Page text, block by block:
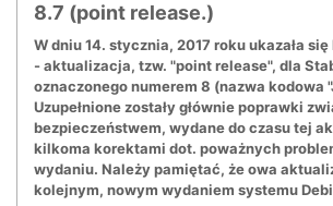
8.7 (point release.)
W dniu 14. stycznia, 2017 roku ukazała
- aktualizacja, tzw. "point release", dla
oznaczonego numerem 8 (nazwa kodowa
Uzupełnione zostały głównie poprawki
bezpieczeństwem, wydane do czasu tej
kilkoma korektami dot. poważnych
wydaniu. Należy pamiętać, że owa
kolejnym, nowym wydaniem systemu